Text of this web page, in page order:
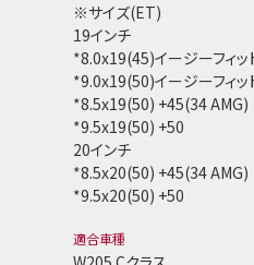
※サイズ(ET)
19インチ
*8.0x19(45)イージーフィッ
*9.0x19(50)イージーフィッ
*8.5x19(50) +45(34 AMG)
*9.5x19(50) +50
20インチ
*8.5x20(50) +45(34 AMG)
*9.5x20(50) +50
適合車種